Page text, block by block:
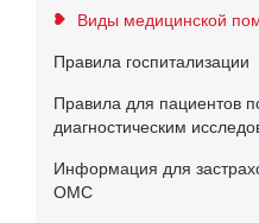
Виды медицинской
Правила госпитализации
Правила для пациентов
диагностическим
Информация для
ОМС